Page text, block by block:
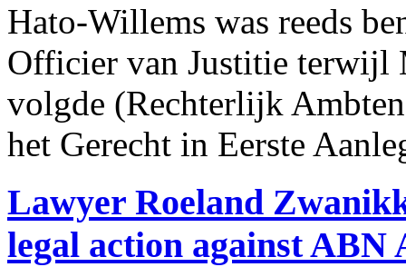
Hato-Willems was reeds
Officier van Justitie terwijl
volgde (Rechterlijk
het Gerecht in Eerste
Lawyer Roeland
legal action against